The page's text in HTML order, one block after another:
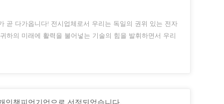
곧 다가옵니다! 전시업체로서 우리는 독일의 권위 있는 전자
하의 미래에 활력을 불어넣는 기술의 힘을 발휘하면서 우리
. 앞에 놓인 일을 받아들일 준비가 되셨나요?일렉트로닉스
인챔피언기업으로 선정되었습니다.